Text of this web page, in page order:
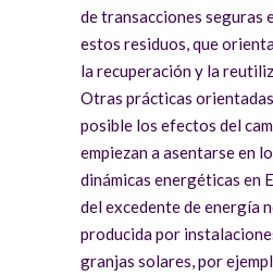
de transacciones seguras
estos residuos, que
la recuperación y la
Otras prácticas
posible los efectos del
empiezan a asentarse en
dinámicas energéticas en
del excedente de energía
producida por
granjas solares, por